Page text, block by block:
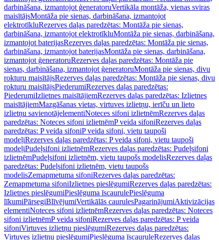
darbināšana, izmantojot ģeneratoruVertikāla montāža, vienas sviras
maisītājsMontāža pie sienas, darbināšana, izmantojot
elektrotīkluRezerves daļas paredzētas: Montāža pie sienas,
darbināšana, izmantojot elektrotīkluMontāža pie sienas, darbināšana,
izmantojot baterijasRezerves daļas paredzētas: Montāža pie sienas,
darbināšana, izmantojot baterijasMontāža pie sienas, darbināšana,
izmantojot ģeneratoruRezerves daļas paredzētas: Montāža pie
sienas, darbināšana, izmantojot ģeneratoruMontāža pie sienas, divu
rokturu maisītājsRezerves daļas paredzētas: Montāža pie sienas, divu
rokturu maisītājsPiederumiRezerves daļas paredzētas:
PiederumiIzlietnes maisītājiemRezerves daļas paredzētas: Izlietnes
maisītājiemMazgāšanas vietas, virtuves izlietņu, ierīču un lieto
izlietņu savienotājelementiNoteces sifoni izlietnēmRezerves daļas
paredzētas: Noteces sifoni izlietnēmP veida sifoniRezerves daļas
paredzētas: P veida sifoniP veida sifoni, vietu taupoši
modeļiRezerves daļas paredzētas: P veida sifoni, vietu taupoši
modeļiPudeļsifoni izlietnēmRezerves daļas paredzētas: Pudeļsifoni
izlietnēmPudeļsifoni izlietnēm, vietu taupošs modelisRezerves daļas
paredzētas: Pudeļsifoni izlietnēm, vietu taupošs
modelisZemapmetuma sifoniRezerves daļas paredzētas:
Zemapmetuma sifoniIzlietnes pieslēgumiRezerves daļas paredzētas:
Izlietnes pieslēgumiPieslēguma īscaurulePieslēguma
līkumiPārsegiBlīvējumiVertikālās caurulesPagarinājumiAktivizācijas
elementiNoteces sifoni izlietnēmRezerves daļas paredzētas: Noteces
sifoni izlietnēmP veida sifoniRezerves daļas paredzētas: P veida
sifoniVirtuves izlietņu pieslēgumiRezerves daļas paredzētas:
Virtuves izlietņu pieslēgumiPieslēguma īscauruleRezerves daļas